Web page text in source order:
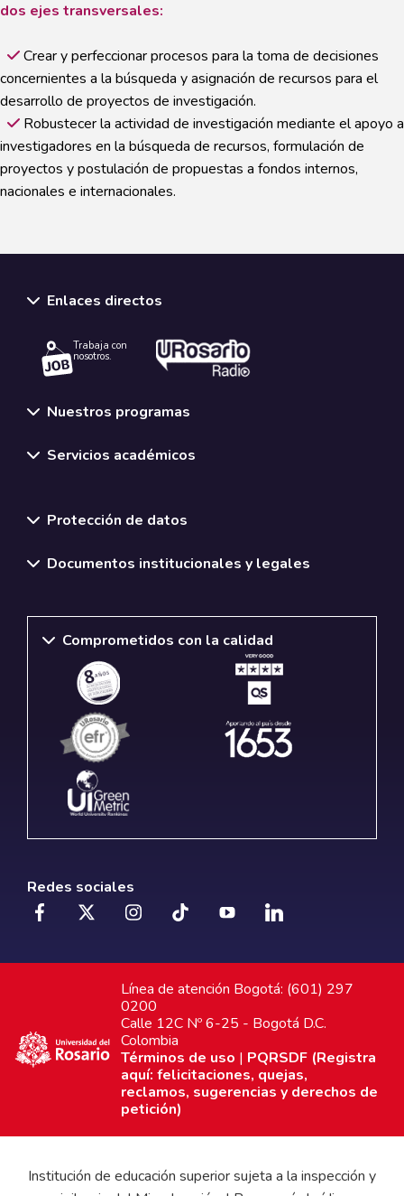
dos ejes transversales:
Crear y perfeccionar procesos para la toma de decisiones
concernientes a la búsqueda y asignación de recursos para el
desarrollo de proyectos de investigación.
Robustecer la actividad de investigación mediante el apoyo a
investigadores en la búsqueda de recursos, formulación de
proyectos y postulación de propuestas a fondos internos,
nacionales e internacionales.
Enlaces directos
Trabaja con
nosotros.
Nuestros programas
Servicios académicos
Protección de datos
Documentos institucionales y legales
Comprometidos con la calidad
Redes sociales
Línea de atención Bogotá: (601) 297
0200
Calle 12C Nº 6-25 - Bogotá D.C.
Colombia
Términos de uso | PQRSDF (Registra
aquí: felicitaciones, quejas,
reclamos, sugerencias y derechos de
petición)
Institución de educación superior sujeta a la inspección y